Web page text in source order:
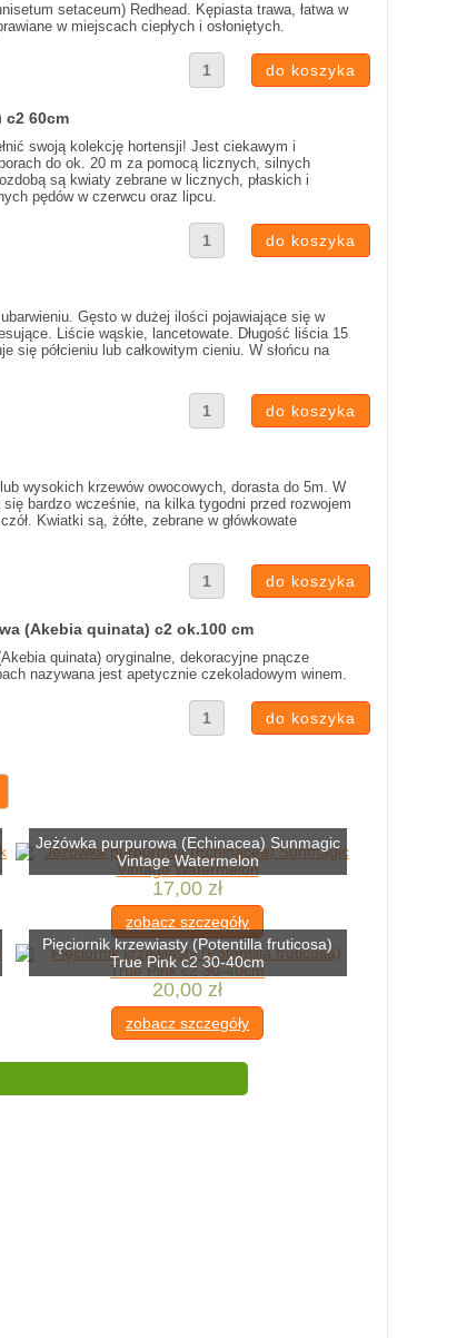
setaceum) Redhead. Kępiasta trawa, łatwa w
w miejscach ciepłych i osłoniętych.
c2 60cm
swoją kolekcję hortensji! Jest ciekawym i
do ok. 20 m za pomocą licznych, silnych
są kwiaty zebrane w licznych, płaskich i
pędów w czerwcu oraz lipcu.
Gęsto w dużej ilości pojawiające się w
Liście wąskie, lancetowate. Długość liścia 15
półcieniu lub całkowitym cieniu. W słońcu na
wysokich krzewów owocowych, dorasta do 5m. W
bardzo wcześnie, na kilka tygodni przed rozwojem
Kwiatki są, żółte, zebrane w główkowate
(Akebia quinata) c2 ok.100 cm
quinata) oryginalne, dekoracyjne pnącze
nazywana jest apetycznie czekoladowym winem.
Jeżówka purpurowa (Echinacea) Sunmagic
Vintage Watermelon
17,00 zł
zobacz szczegóły
Pięciornik krzewiasty (Potentilla fruticosa)
True Pink c2 30-40cm
20,00 zł
zobacz szczegóły